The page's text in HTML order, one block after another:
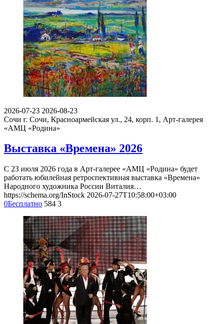
2026-07-23 2026-08-23
Сочи г. Сочи, Красноармейская ул., 24, корп. 1, Арт-галерея
«АМЦ «Родина»
Выставка «Времена» 2026
С 23 июля 2026 года в Арт-галерее «АМЦ «Родина» будет
работать юбилейная ретроспективная выставка «Времена»
Народного художника России Виталия…
https://schema.org/InStock 2026-07-27T10:58:00+03:00
0Бесплатно 584 3